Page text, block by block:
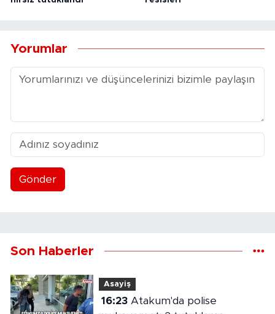
Yorumlar
Gönder
Son Haberler
Asayiş
16:23Atakum'da polise